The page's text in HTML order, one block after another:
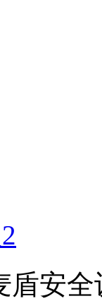
盾安